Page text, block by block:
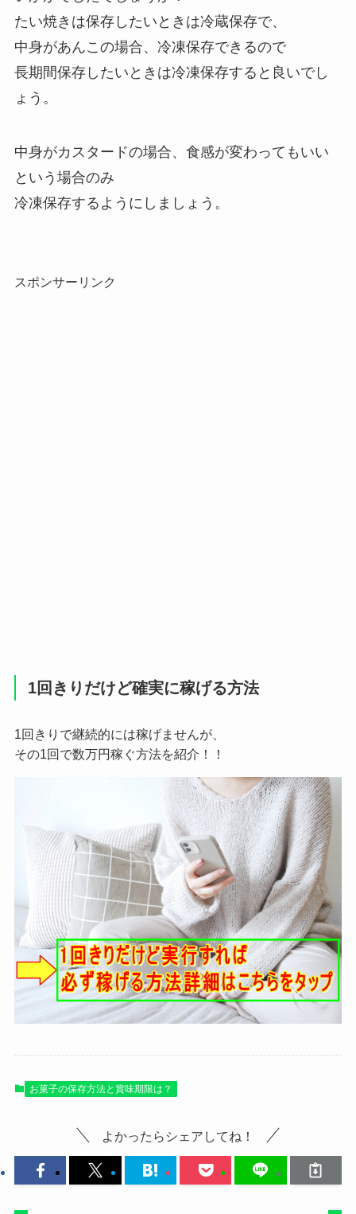
たい焼きは保存したいときは冷蔵保存で、
中身があんこの場合、冷凍保存できるので
長期間保存したいときは冷凍保存すると良いでし
ょう。
中身がカスタードの場合、食感が変わってもいい
という場合のみ
冷凍保存するようにしましょう。
スポンサーリンク
1回きりだけど確実に稼げる方法
1回きりで継続的には稼げませんが、
その1回で数万円稼ぐ方法を紹介！！
お菓子の保存方法と賞味期限は？
よかったらシェアしてね！